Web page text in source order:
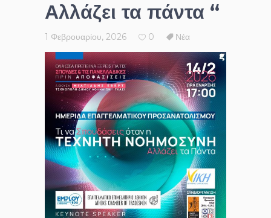
Αλλάζει τα πάντα “
1 Φεβρουαρίου, 2026 0 Νέα